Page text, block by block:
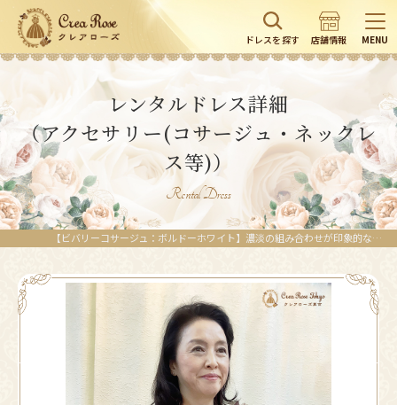
ドレスを探す 店舗情報 MENU
レンタルドレス詳細
（アクセサリー(コサージュ・ネックレ
ス等)）
Rental Dress
【ビバリーコサージュ：ボルドーホワイト】濃淡の組み合わせが印象的なワンポイントに | レンタルドレスのクレアローズ東京